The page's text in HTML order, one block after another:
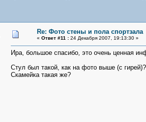
Re: Фото стены и пола спортзала
« Ответ #11 : 24 Декабря 2007, 19:13:30 »
Ира, большое спасибо, это очень ценная
Стул был такой, как на фото выше (с гирей)?
Скамейка такая же?